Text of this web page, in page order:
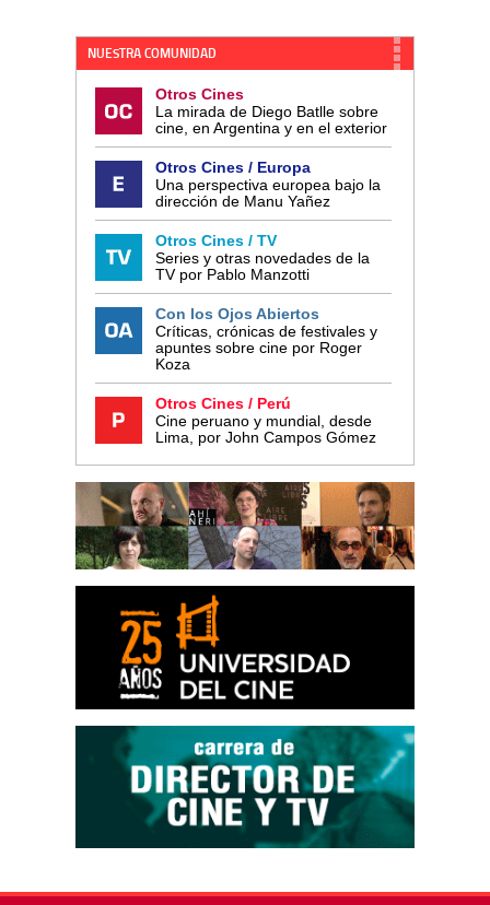
NUESTRA COMUNIDAD
Otros Cines
La mirada de Diego Batlle sobre
cine, en Argentina y en el exterior
Otros Cines / Europa
Una perspectiva europea bajo la
dirección de Manu Yañez
Otros Cines / TV
Series y otras novedades de la
TV por Pablo Manzotti
Con los Ojos Abiertos
Críticas, crónicas de festivales y
apuntes sobre cine por Roger
Koza
Otros Cines / Perú
Cine peruano y mundial, desde
Lima, por John Campos Gómez